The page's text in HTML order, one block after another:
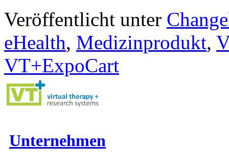
Veröffentlicht unter
eHealth, Medizinprodukt,
VT+ExpoCart
Unternehmen